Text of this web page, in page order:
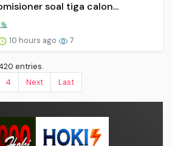
soal tiga calon...
10 hours ago 7
entries.
4 Next Last